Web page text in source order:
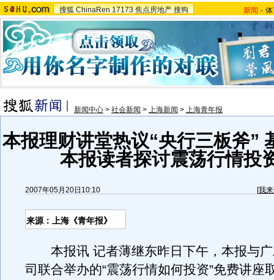
搜狐 ChinaRen 17173 焦点房地产 搜狗 新闻 -
新闻中心 > 社会新闻 > 上海新闻 > 上海青年报
本报理财讲堂热议“央行三板斧”
本报读者探讨震荡行情投
2007年05月20日10:10 [我
来源：上海《青年报》
本报讯 记者薄继东昨日下午，本报与广
司联合举办的“震荡行情如何投资”免费讲座